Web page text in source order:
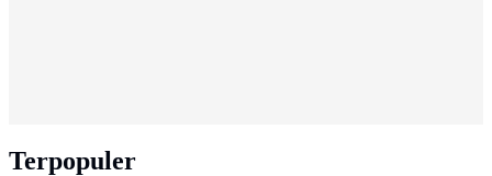
Terpopuler